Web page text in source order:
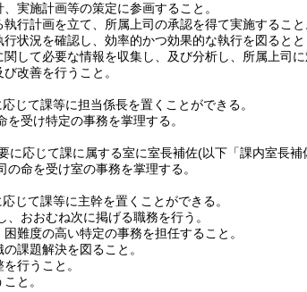
実施計画等の策定に参画すること。
行計画を立て、所属上司の承認を得て実施すること
状況を確認し、効率的かつ効果的な執行を図ると
して必要な情報を収集し、及び分析し、所属上司
改善を行うこと。
じて課等に担当係長を置くことができる。
を受け特定の事務を掌理する。
に応じて課に属する室に室長補佐(以下「課内室長補
の命を受け室の事務を掌理する。
じて課等に主幹を置くことができる。
、おおむね次に掲げる職務を行う。
困難度の高い特定の事務を担任すること。
課題解決を図ること。
行うこと。
と。